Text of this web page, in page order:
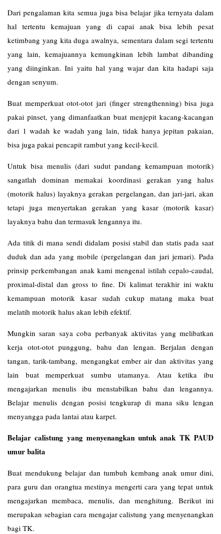
Dari pengalaman kita semua juga bisa belajar jika ternyata dalam
hal tertentu kemajuan yang di capai anak bisa lebih pesat
ketimbang yang kita duga awalnya, sementara dalam segi tertentu
yang lain, kemajuannya kemungkinan lebih lambat dibanding
yang diinginkan. Ini yaitu hal yang wajar dan kita hadapi saja
dengan senyum.
Buat memperkuat otot-otot jari (finger strengthenning) bisa juga
pakai pinset, yang dimanfaatkan buat menjepit kacang-kacangan
dari 1 wadah ke wadah yang lain, tidak hanya jepitan pakaian,
bisa juga pakai pencapit rambut yang kecil-kecil.
Untuk bisa menulis (dari sudut pandang kemampuan motorik)
sangatlah dominan memakai koordinasi gerakan yang halus
(motorik halus) layaknya gerakan pergelangan, dan jari-jari, akan
tetapi juga menyertakan gerakan yang kasar (motorik kasar)
layaknya bahu dan termasuk lengannya itu.
Ada titik di mana sendi didalam posisi stabil dan statis pada saat
duduk dan ada yang mobile (pergelangan dan jari jemari). Pada
prinsip perkembangan anak kami mengenal istilah cepalo-caudal,
proximal-distal dan gross to fine. Di kalimat terakhir ini waktu
kemampuan motorik kasar sudah cukup matang maka buat
melatih motorik halus akan lebih efektif.
Mungkin saran saya coba perbanyak aktivitas yang melibatkan
kerja otot-otot punggung, bahu dan lengan. Berjalan dengan
tangan, tarik-tambang, mengangkat ember air dan aktivitas yang
lain buat memperkuat sumbu utamanya. Atau ketika ibu
mengajarkan menulis ibu menstabilkan bahu dan lengannya.
Belajar menulis dengan posisi tengkurap di mana siku lengan
menyangga pada lantai atau karpet.
Belajar calistung yang menyenangkan untuk anak TK PAUD
umur balita
Buat mendukung belajar dan tumbuh kembang anak umur dini,
para guru dan orangtua mestinya mengerti cara yang tepat untuk
mengajarkan membaca, menulis, dan menghitung. Berikut ini
merupakan sebagian cara mengajar calistung yang menyenangkan
bagi TK.